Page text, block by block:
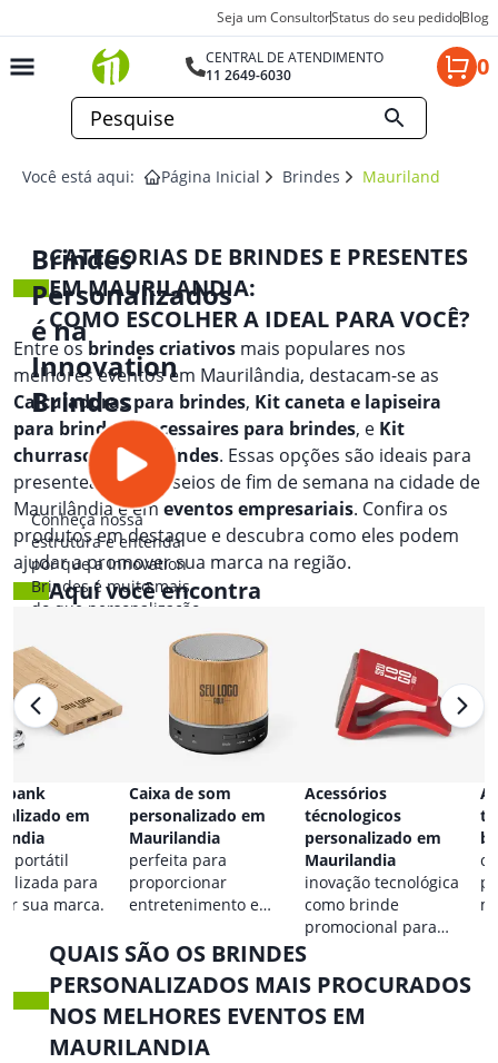
Seja um ConsultorStatus do seu pedidoBlog
CENTRAL DE ATENDIMENTO
11 2649-6030
0
Você está aqui: Página Inicial Brindes Maurilandia
Brindes
Personalizados
é na
Innovation
Brindes
Conheça nossa
estrutura e entenda
por que a Innovation
Brindes é muito mais
do que personalização.
CATEGORIAS DE BRINDES E PRESENTES
EM MAURILANDIA:
COMO ESCOLHER A IDEAL PARA VOCÊ?
Entre osbrindes criativos mais populares nos
melhores eventos em Maurilândia, destacam-se as
Calculadoras para brindes, Kit caneta e lapiseira
para brindes,Necessaires para brindes, e Kit
churrasco para brindes. Essas opções são ideais para
presentear em passeios de fim de semana na cidade de
Maurilândia e em eventos empresariais. Confira os
produtos em destaque e descubra como eles podem
ajudar a promover sua marca na região.
Aqui você encontra
bank
em
portátil
para
sua marca.
Caixa de som
personalizado em
Maurilandia
perfeita para
proporcionar
entretenimento e
qualquer ocasião.
Acessórios
técnologicos
personalizado em
Maurilandia
inovação tecnológica
como brinde
promocional para
eventos.
QUAIS SÃO OS BRINDES
PERSONALIZADOS MAIS PROCURADOS
NOS MELHORES EVENTOS EM
MAURILANDIA